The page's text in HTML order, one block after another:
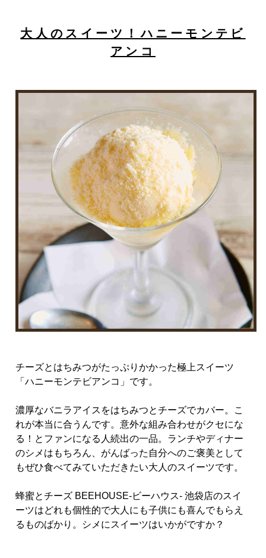
大人のスイーツ！ハニーモンテビ
アンコ
チーズとはちみつがたっぷりかかった極上スイーツ
「ハニーモンテビアンコ」です。
濃厚なバニラアイスをはちみつとチーズでカバー。こ
れが本当に合うんです。意外な組み合わせがクセにな
る！とファンになる人続出の一品。ランチやディナー
のシメはもちろん、がんばった自分へのご褒美として
もぜひ食べてみていただきたい大人のスイーツです。
蜂蜜とチーズ BEEHOUSE-ビーハウス- 池袋店のスイ
ーツはどれも個性的で大人にも子供にも喜んでもらえ
るものばかり。シメにスイーツはいかがですか？